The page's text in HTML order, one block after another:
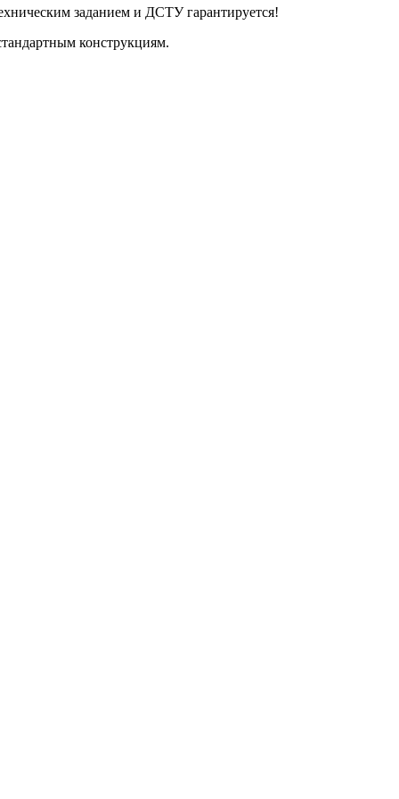
заданием и ДСТУ гарантируется!
конструкциям.